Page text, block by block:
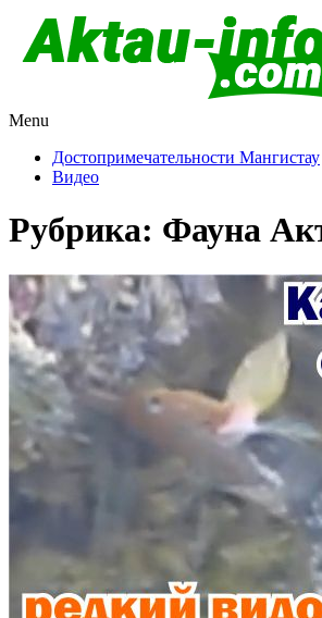
Казахстан
Menu
Достопримечательности Мангистау
Видео
Рубрика: Фауна